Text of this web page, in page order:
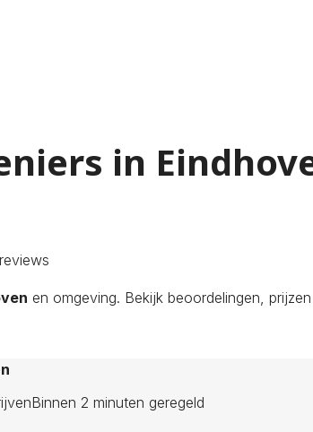
in
reviews
en omgeving. Bekijk beoordelingen,
Binnen 2 minuten geregeld